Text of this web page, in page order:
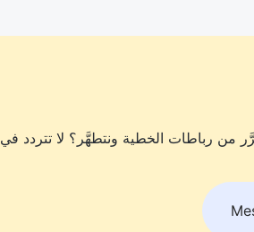
من رباطات الخطية ونتطهَّر؟ لا تتردد في